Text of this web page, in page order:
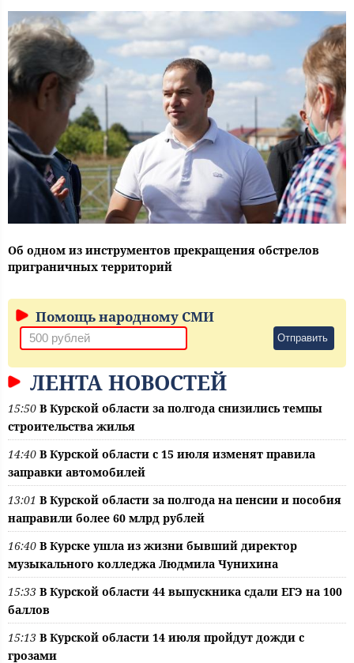
Об одном из инструментов прекращения обстрелов
приграничных территорий
Помощь народному СМИ
Отправить
ЛЕНТА НОВОСТЕЙ
15:50 В Курской области за полгода снизились темпы
строительства жилья
14:40 В Курской области с 15 июля изменят правила
заправки автомобилей
13:01 В Курской области за полгода на пенсии и пособия
направили более 60 млрд рублей
16:40 В Курске ушла из жизни бывший директор
музыкального колледжа Людмила Чунихина
15:33 В Курской области 44 выпускника сдали ЕГЭ на 100
баллов
15:13 В Курской области 14 июля пройдут дожди с
грозами